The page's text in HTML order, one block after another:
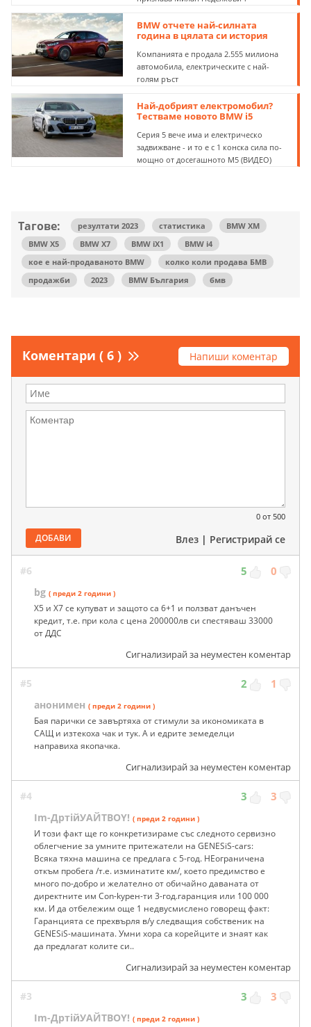
BMW отчете най-силната
година в цялата си история
Компанията е продала 2.555 милиона
автомобила, електрическите с най-
голям ръст
Най-добрият електромобил?
Тестваме новото BMW i5
Серия 5 вече има и електрическо
задвижване - и то е с 1 конска сила по-
мощно от досегашното М5 (ВИДЕО)
Тагове: резултати 2023 статистика
BMW XM
BMW X5
BMW X7 BMW iX1
BMW i4
кое е най-продаваното BMW
колко коли продава БМВ
продажби
2023 BMW България бмв
Коментари ( 6 ) Напиши коментар
0 от 500
ДОБАВИ Влез | Регистрирай се
#6 5 0
bg ( преди 2 години )
X5 и Х7 се купуват и защото са 6+1 и ползват данъчен
кредит, т.е. при кола с цена 200000лв си спестяваш 33000
от ДДС
Сигнализирай за неуместен коментар
#5 2 1
анонимен ( преди 2 години )
Бая парички се завъртяха от стимули за икономиката в
САЩ и изтекоха чак и тук. А и едрите земеделци
направиха якопачка.
Сигнализирай за неуместен коментар
#4 3 3
Im-ДртiйУАЙТBOY! ( преди 2 години )
И този факт ще го конкретизираме със следното сервизно
облегчение за умните притежатели на GENESiS-cars:
Всяка тяхна машина се предлага с 5-год. НЕограничена
откъм пробега /т.е. изминатите км/, което предимство е
много по-добро и желателно от обичайно даваната от
директните им Con-kypен-ти 3-год.гаранция или 100 000
км. И да отбележим още 1 недвусмислено говорещ факт:
Гаранцията се прехвърля в/у следващия собственик на
GENESiS-машината. Умни хора са корейците и знаят как
да предлагат колите си..
Сигнализирай за неуместен коментар
#3 3 3
Im-ДртiйУАЙТBOY! ( преди 2 години )